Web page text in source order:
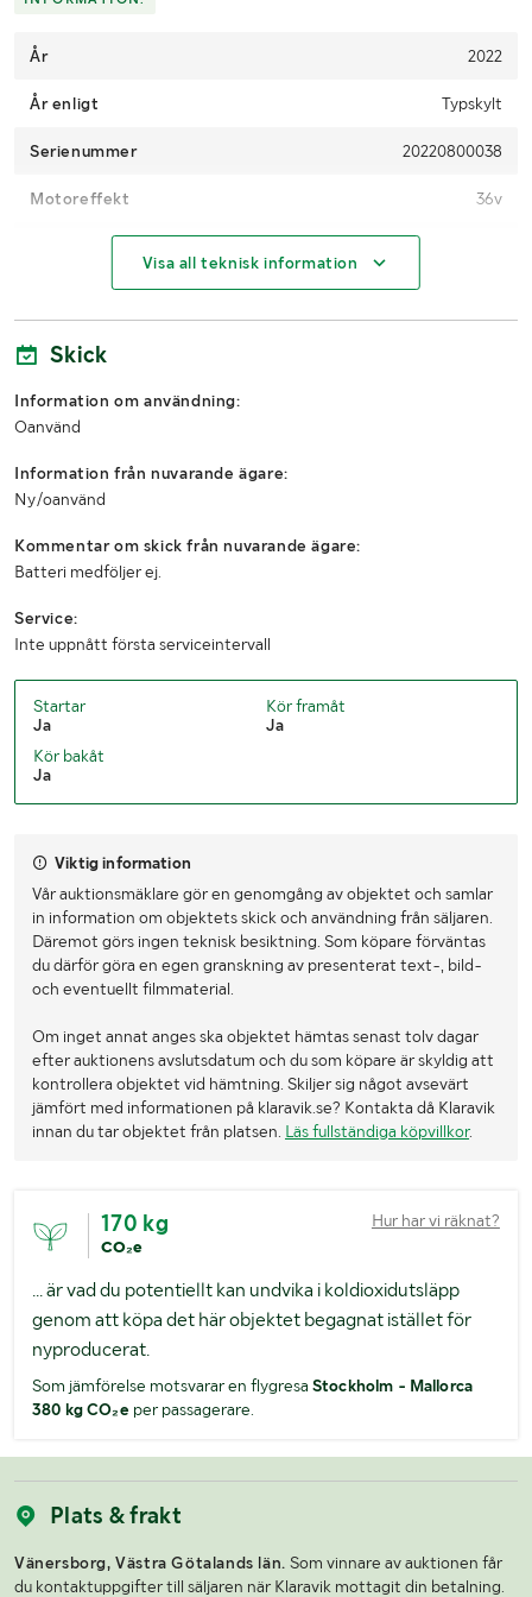
År 2022
År enligt Typskylt
Serienummer 20220800038
Motoreffekt 36v
MÅTT OCH VIKT:
Vikt (kg)
Längd (mm)
Höjd (mm)
Visa all teknisk information
Skick
Information om användning:
Oanvänd
Information från nuvarande ägare:
Ny/oanvänd
Kommentar om skick från nuvarande ägare:
Batteri medföljer ej.
Service:
Inte uppnått första serviceintervall
Startar
Ja
Kör framåt
Ja
Kör bakåt
Ja
Viktig information
Vår auktionsmäklare gör en genomgång av objektet och samlar
in information om objektets skick och användning från säljaren.
Däremot görs ingen teknisk besiktning. Som köpare förväntas
du därför göra en egen granskning av presenterat text-, bild-
och eventuellt filmmaterial.
Om inget annat anges ska objektet hämtas senast tolv dagar
efter auktionens avslutsdatum och du som köpare är skyldig att
kontrollera objektet vid hämtning. Skiljer sig något avsevärt
jämfört med informationen på klaravik.se? Kontakta då Klaravik
innan du tar objektet från platsen. Läs fullständiga köpvillkor.
170 kg
CO₂e
Hur har vi räknat?
... är vad du potentiellt kan undvika i koldioxidutsläpp
genom att köpa det här objektet begagnat istället för
nyproducerat.
Som jämförelse motsvarar en flygresa Stockholm - Mallorca
380 kg CO₂eper passagerare.
Plats & frakt
Vänersborg, Västra Götalands län. Som vinnare av auktionen får
du kontaktuppgifter till säljaren när Klaravik mottagit din betalning.